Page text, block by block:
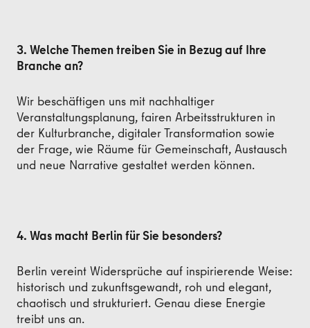
3. Welche Themen treiben Sie in Bezug auf Ihre
Branche an?
Wir beschäftigen uns mit nachhaltiger
Veranstaltungsplanung, fairen Arbeitsstrukturen in
der Kulturbranche, digitaler Transformation sowie
der Frage, wie Räume für Gemeinschaft, Austausch
und neue Narrative gestaltet werden können.
4. Was macht Berlin für Sie besonders?
Berlin vereint Widersprüche auf inspirierende Weise:
historisch und zukunftsgewandt, roh und elegant,
chaotisch und strukturiert. Genau diese Energie
treibt uns an.